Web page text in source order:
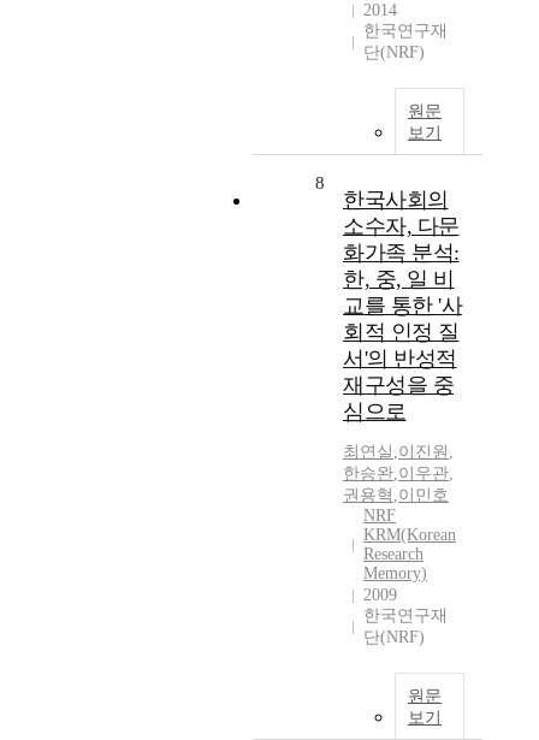
2014
한국연구재
단(NRF)
원문
보기
8
한국사회의
소수자, 다문
화가족 분석:
한, 중, 일 비
교를 통한 '사
회적 인정 질
서'의 반성적
재구성을 중
심으로
최연실 ,이진원 ,
한승완,이우관,
권용혁 ,이민호
NRF
KRM(Korean
Research
Memory)
2009
한국연구재
단(NRF)
원문
보기